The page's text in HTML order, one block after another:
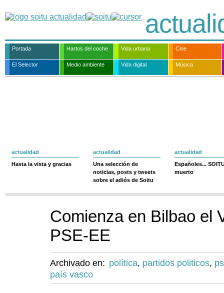
Portada Hartos del coche Vida urbana Cine
El Selector Medio ambiente Vida digital Música
actualidad
Hasta la vista y gracias
actualidad
Una selección de
noticias, posts y tweets
sobre el adiós de Soitu
actualidad
Españoles...
muerto
Comienza en Bilbao el
PSE-EE
Archivado en: política, partidos politicos,
país vasco